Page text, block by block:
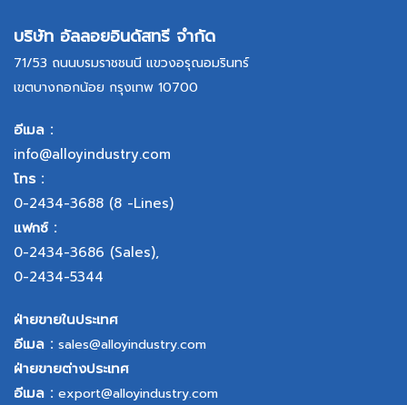
บริษัท อัลลอยอินดัสทรี จำกัด
71/53 ถนนบรมราชชนนี แขวงอรุณอมรินทร์
เขตบางกอกน้อย กรุงเทพ 10700
อีเมล :
info@alloyindustry.com
โทร :
0-2434-3688 (8 -Lines)
แฟกซ์ :
0-2434-3686 (Sales),
0-2434-5344
ฝ่ายขายในประเทศ
อีเมล : sales@alloyindustry.com
ฝ่ายขายต่างประเทศ
อีเมล : export@alloyindustry.com